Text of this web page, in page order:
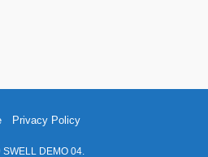
Privacy Policy
DEMO 04.